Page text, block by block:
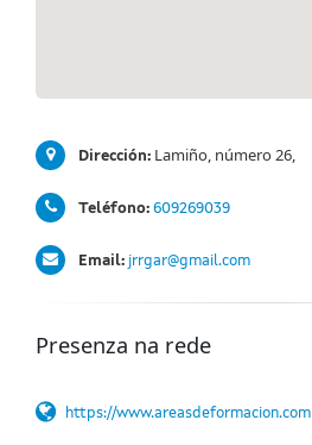
Dirección: Lamiño, número 26,
Teléfono: 609269039
Email: jrrgar@gmail.com
Presenza na rede
https://www.areasdeformacion.com